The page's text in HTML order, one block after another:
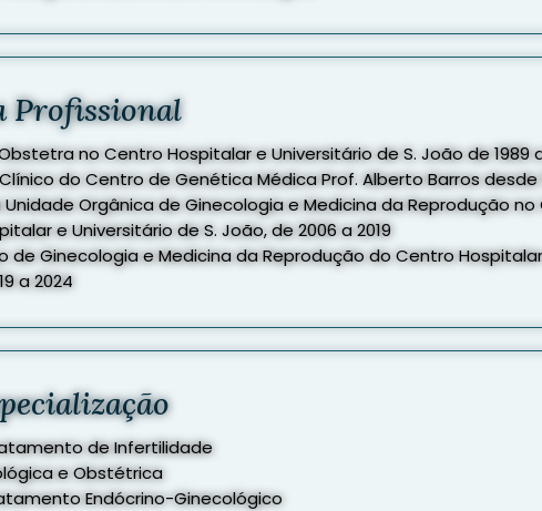
Profissional
no Centro Hospitalar e Universitário de S. João de 1989
do Centro de Genética Médica Prof. Alberto Barros desde
Orgânica de Ginecologia e Medicina da Reprodução
e Universitário de S. João, de 2006 a 2019
de Ginecologia e Medicina da Reprodução do Centro
a 2024
de Infertilidade
e Obstétrica
Endócrino-Ginecológico